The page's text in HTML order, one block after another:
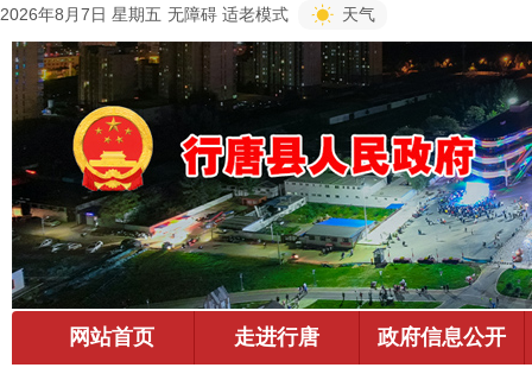
2026年8月7日 星期五 无障碍 适老模式 天气